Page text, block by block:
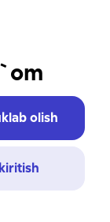
olish